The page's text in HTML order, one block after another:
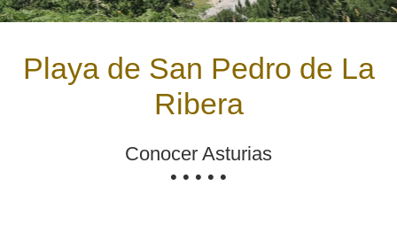
Playa de San Pedro de La
Ribera
Conocer Asturias
• • • • •